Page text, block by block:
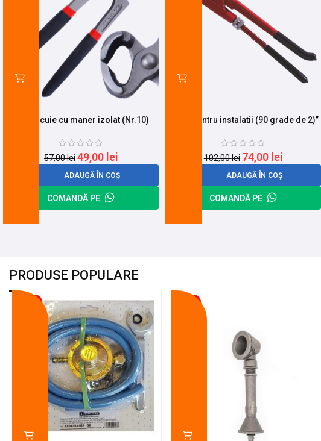
Cleste cuie cu maner izolat (Nr.10)
57,00lei49,00 lei
ADAUGĂ ÎN COȘ
COMANDĂ PE
Mops pentru instalatii (90 grade de 2)”
102,00lei 74,00 lei
ADAUGĂ ÎN COȘ
COMANDĂ PE
PRODUSE POPULARE